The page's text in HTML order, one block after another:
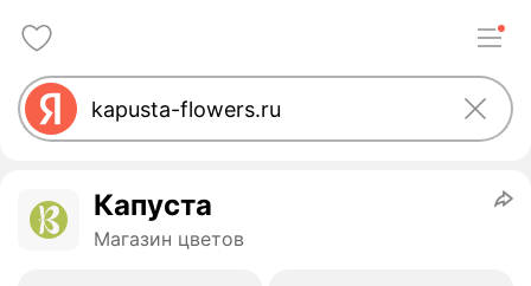
Капуста
Магазин цветов